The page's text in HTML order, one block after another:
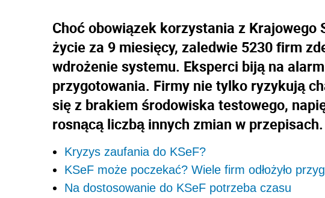
Choć obowiązek korzystania z Krajowego
życie za 9 miesięcy, zaledwie 5230 firm
wdrożenie systemu. Eksperci biją na
przygotowania. Firmy nie tylko ryzykują
się z brakiem środowiska testowego,
rosnącą liczbą innych zmian w przepisach.
Kryzys zaufania do KSeF?
KSeF może poczekać? Wiele firm odłożyło
Na dostosowanie do KSeF potrzeba czasu